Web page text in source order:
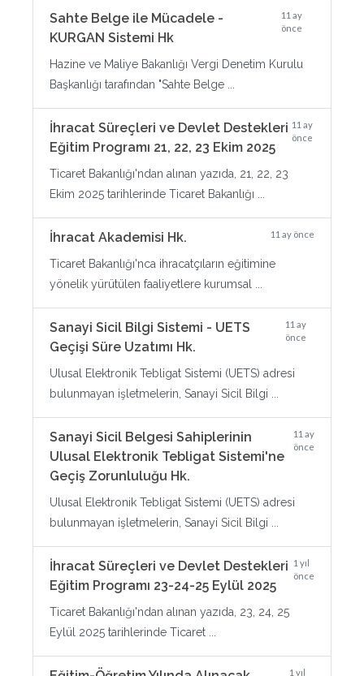
Sahte Belge ile Mücadele -
KURGAN Sistemi Hk
11 ay
önce
Hazine ve Maliye Bakanlığı Vergi Denetim Kurulu
Başkanlığı tarafından "Sahte Belge ...
İhracat Süreçleri ve Devlet Destekleri
Eğitim Programı 21, 22, 23 Ekim 2025
11 ay
önce
Ticaret Bakanlığı'ndan alınan yazıda, 21, 22, 23
Ekim 2025 tarihlerinde Ticaret Bakanlığı ...
İhracat Akademisi Hk. 11 ay önce
Ticaret Bakanlığı'nca ihracatçıların eğitimine
yönelik yürütülen faaliyetlere kurumsal ...
Sanayi Sicil Bilgi Sistemi - UETS
Geçişi Süre Uzatımı Hk.
11 ay
önce
Ulusal Elektronik Tebligat Sistemi (UETS) adresi
bulunmayan işletmelerin, Sanayi Sicil Bilgi ...
Sanayi Sicil Belgesi Sahiplerinin
Ulusal Elektronik Tebligat Sistemi'ne
Geçiş Zorunluluğu Hk.
11 ay
önce
Ulusal Elektronik Tebligat Sistemi (UETS) adresi
bulunmayan işletmelerin, Sanayi Sicil Bilgi ...
İhracat Süreçleri ve Devlet Destekleri
Eğitim Programı 23-24-25 Eylül 2025
1 yıl
önce
Ticaret Bakanlığı'ndan alınan yazıda, 23, 24, 25
Eylül 2025 tarihlerinde Ticaret ...
1 yıl